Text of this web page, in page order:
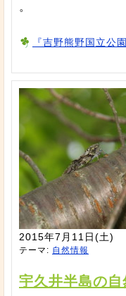
。
『吉野熊野国立公
2015年7月11日(土)
テーマ: 自然情報
宇久井半島の自